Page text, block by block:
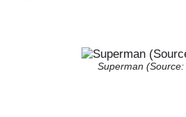
Superman (Source: